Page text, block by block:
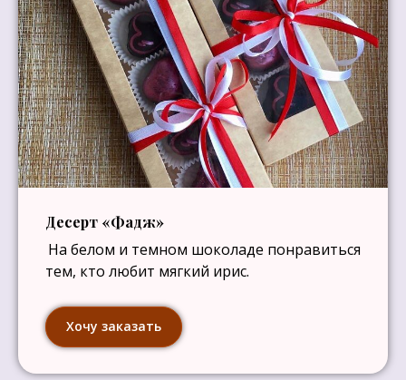
Десерт «Фадж»
На белом и темном шоколаде понравиться
тем, кто любит мягкий ирис.
Хочу заказать